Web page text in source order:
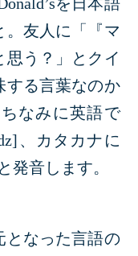
を日本語
。友人に「『マ
思う？」とクイ
する言葉なのか
なみに英語で
、カタカナに
発音します。
となった言語の